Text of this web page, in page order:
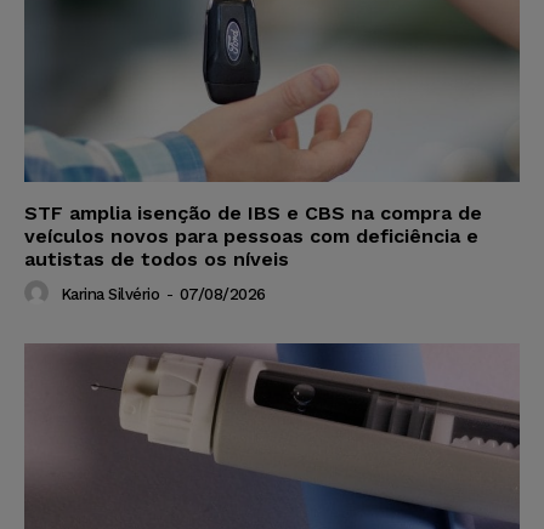
STF amplia isenção de IBS e CBS na compra de
veículos novos para pessoas com deficiência e
autistas de todos os níveis
Karina Silvério - 07/08/2026